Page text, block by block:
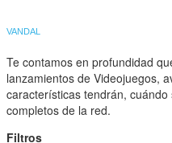
VANDAL
Te contamos en profundidad
lanzamientos de Videojuegos,
características tendrán,
completos de la red.
Filtros